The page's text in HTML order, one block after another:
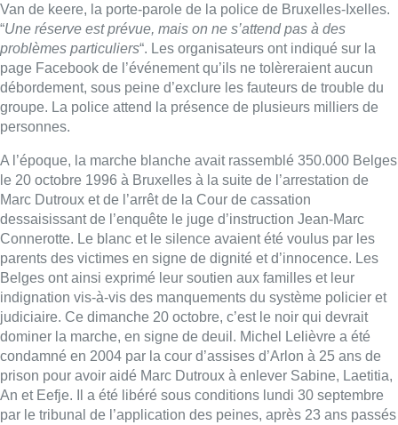
Van de keere, la porte-parole de la police de Bruxelles-Ixelles.
“Une réserve est prévue, mais on ne s’attend pas à des
problèmes particuliers“. Les organisateurs ont indiqué sur la
page Facebook de l’événement qu’ils ne tolèreraient aucun
débordement, sous peine d’exclure les fauteurs de trouble du
groupe. La police attend la présence de plusieurs milliers de
personnes.
A l’époque, la marche blanche avait rassemblé 350.000 Belges
le 20 octobre 1996 à Bruxelles à la suite de l’arrestation de
Marc Dutroux et de l’arrêt de la Cour de cassation
dessaisissant de l’enquête le juge d’instruction Jean-Marc
Connerotte. Le blanc et le silence avaient été voulus par les
parents des victimes en signe de dignité et d’innocence. Les
Belges ont ainsi exprimé leur soutien aux familles et leur
indignation vis-à-vis des manquements du système policier et
judiciaire. Ce dimanche 20 octobre, c’est le noir qui devrait
dominer la marche, en signe de deuil. Michel Lelièvre a été
condamné en 2004 par la cour d’assises d’Arlon à 25 ans de
prison pour avoir aidé Marc Dutroux à enlever Sabine, Laetitia,
An et Eefje. Il a été libéré sous conditions lundi 30 septembre
par le tribunal de l’application des peines, après 23 ans passés